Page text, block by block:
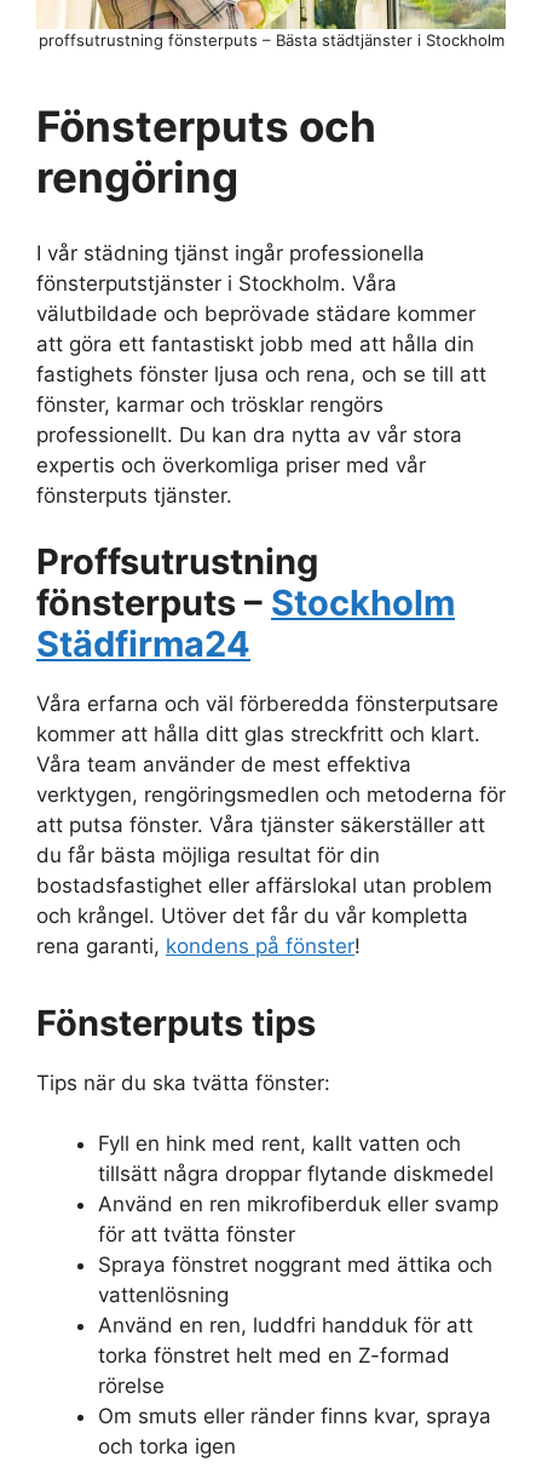
proffsutrustning fönsterputs – Bästa städtjänster i Stockholm
Fönsterputs och
rengöring
I vår städning tjänst ingår professionella
fönsterputstjänster i Stockholm. Våra
välutbildade och beprövade städare kommer
att göra ett fantastiskt jobb med att hålla din
fastighets fönster ljusa och rena, och se till att
fönster, karmar och trösklar rengörs
professionellt. Du kan dra nytta av vår stora
expertis och överkomliga priser med vår
fönsterputs tjänster.
Proffsutrustning
fönsterputs – Stockholm
Städfirma24
Våra erfarna och väl förberedda fönsterputsare
kommer att hålla ditt glas streckfritt och klart.
Våra team använder de mest effektiva
verktygen, rengöringsmedlen och metoderna för
att putsa fönster. Våra tjänster säkerställer att
du får bästa möjliga resultat för din
bostadsfastighet eller affärslokal utan problem
och krångel. Utöver det får du vår kompletta
rena garanti, kondens på fönster!
Fönsterputs tips
Tips när du ska tvätta fönster:
Fyll en hink med rent, kallt vatten och
tillsätt några droppar flytande diskmedel
Använd en ren mikrofiberduk eller svamp
för att tvätta fönster
Spraya fönstret noggrant med ättika och
vattenlösning
Använd en ren, luddfri handduk för att
torka fönstret helt med en Z-formad
rörelse
Om smuts eller ränder finns kvar, spraya
och torka igen